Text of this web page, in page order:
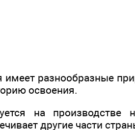
имеет разнообразные
освоения.
на производстве
другие части